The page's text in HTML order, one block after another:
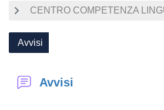
CENTRO COMPETENZA
Avvisi
Avvisi